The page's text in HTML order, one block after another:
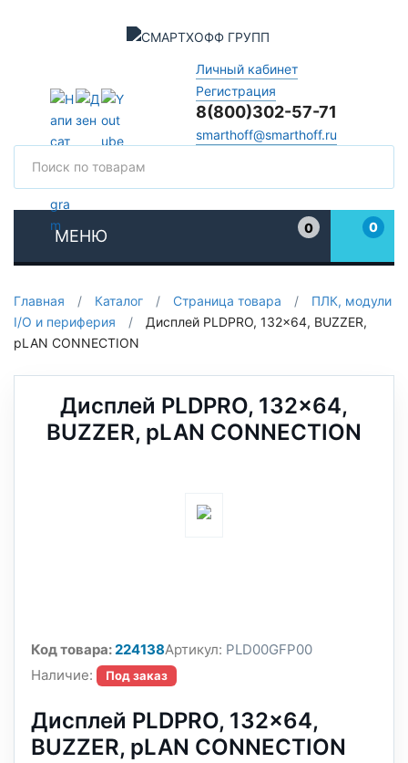
Личный кабинет
Регистрация
8(800)302-57-71
smarthoff@smarthoff.ru
МЕНЮ
0
0
Главная / Каталог / Страница товара /
ПЛК, модули
I/O и периферия
/
Дисплей PLDPRO, 132x64, BUZZER,
pLAN CONNECTION
Дисплей PLDPRO, 132x64,
BUZZER, pLAN CONNECTION
Код товара:224138Артикул: PLD00GFP00
Наличие:
Под заказ
Дисплей PLDPRO, 132x64,
BUZZER, pLAN CONNECTION